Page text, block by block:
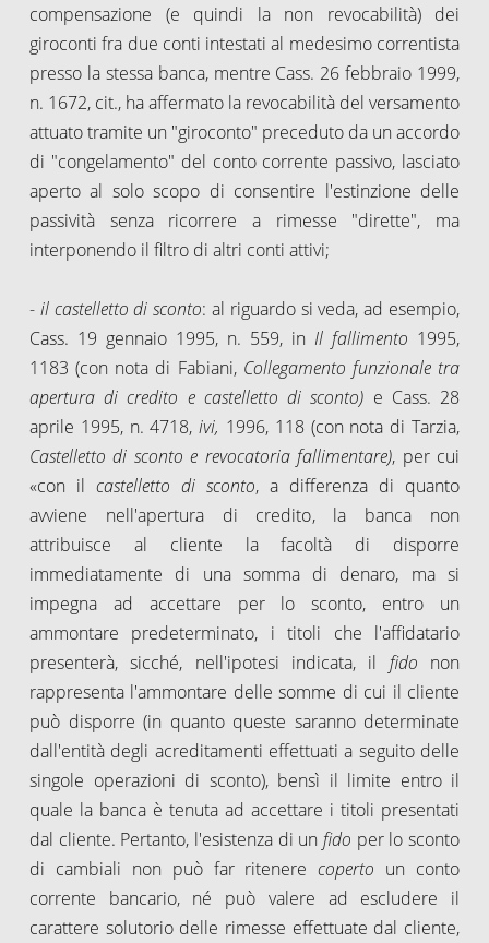
compensazione (e quindi la non revocabilità) dei
giroconti fra due conti intestati al medesimo correntista
presso la stessa banca, mentre Cass. 26 febbraio 1999,
n. 1672, cit., ha affermato la revocabilità del versamento
attuato tramite un "giroconto" preceduto da un accordo
di "congelamento" del conto corrente passivo, lasciato
aperto al solo scopo di consentire l'estinzione delle
passività senza ricorrere a rimesse "dirette", ma
interponendo il filtro di altri conti attivi;
- il castelletto di sconto: al riguardo si veda, ad esempio,
Cass. 19 gennaio 1995, n. 559, in Il fallimento 1995,
1183 (con nota di Fabiani, Collegamento funzionale tra
apertura di credito e castelletto di sconto) e Cass. 28
aprile 1995, n. 4718,ivi, 1996, 118 (con nota di Tarzia,
Castelletto di sconto e revocatoria fallimentare), per cui
«con il castelletto di sconto, a differenza di quanto
avviene nell'apertura di credito, la banca non
attribuisce al cliente la facoltà di disporre
immediatamente di una somma di denaro, ma si
impegna ad accettare per lo sconto, entro un
ammontare predeterminato, i titoli che l'affidatario
presenterà, sicché, nell'ipotesi indicata, il fido non
rappresenta l'ammontare delle somme di cui il cliente
può disporre (in quanto queste saranno determinate
dall'entità degli acreditamenti effettuati a seguito delle
singole operazioni di sconto), bensì il limite entro il
quale la banca è tenuta ad accettare i titoli presentati
dal cliente. Pertanto, l'esistenza di un fido per lo sconto
di cambiali non può far ritenerecoperto un conto
corrente bancario, né può valere ad escludere il
carattere solutorio delle rimesse effettuate dal cliente,